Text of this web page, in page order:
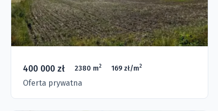
400 000 zł 2380 m2 169 zł/m2
Oferta prywatna